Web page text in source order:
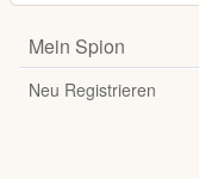
Mein Spion
Neu Registrieren